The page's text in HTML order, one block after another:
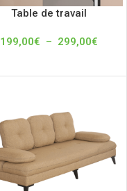
Table de travail
199,00€ – 299,00€